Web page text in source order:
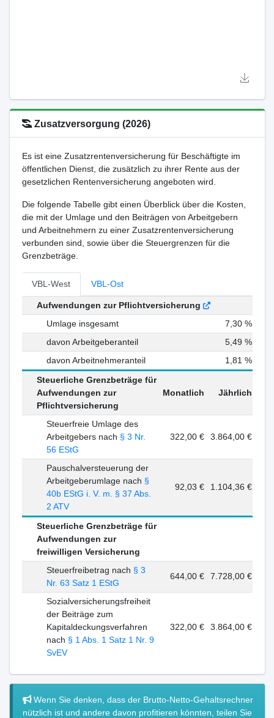
Zusatzversorgung (2026)
Es ist eine Zusatzrentenversicherung für Beschäftigte im
öffentlichen Dienst, die zusätzlich zu ihrer Rente aus der
gesetzlichen Rentenversicherung angeboten wird.
Die folgende Tabelle gibt einen Überblick über die Kosten,
die mit der Umlage und den Beiträgen von Arbeitgebern
und Arbeitnehmern zu einer Zusatzrentenversicherung
verbunden sind, sowie über die Steuergrenzen für die
Grenzbeträge.
VBL-West VBL-Ost
Aufwendungen zur Pflichtversicherung
Umlage insgesamt
7,30 %
davon Arbeitgeberanteil
5,49 %
davon Arbeitnehmeranteil
1,81 %
Steuerliche Grenzbeträge für
Aufwendungen zur
Pflichtversicherung
Monatlich Jährlich
Steuerfreie Umlage des
Arbeitgebers nach § 3 Nr.
56 EStG
322,00 € 3.864,00 €
Pauschalversteuerung der
Arbeitgeberumlage nach §
40b EStG i. V. m. § 37 Abs.
2 ATV
92,03 € 1.104,36 €
Steuerliche Grenzbeträge für
Aufwendungen zur
freiwilligen Versicherung
Steuerfreibetrag nach § 3
Nr. 63 Satz 1 EStG
644,00 € 7.728,00 €
Sozialversicherungsfreiheit
der Beiträge zum
Kapitaldeckungsverfahren
nach § 1 Abs. 1 Satz 1 Nr. 9
SvEV
322,00 € 3.864,00 €
Wenn Sie denken, dass der Brutto-Netto-Gehaltsrechner
nützlich ist und andere davon profitieren könnten, teilen Sie